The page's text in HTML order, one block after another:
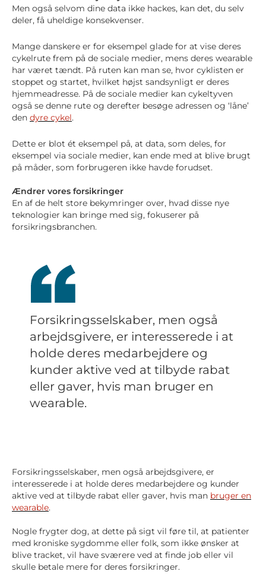
Men også selvom dine data ikke hackes, kan det, du selv
deler, få uheldige konsekvenser.
Mange danskere er for eksempel glade for at vise deres
cykelrute frem på de sociale medier, mens deres wearable
har været tændt. På ruten kan man se, hvor cyklisten er
stoppet og startet, hvilket højst sandsynligt er deres
hjemmeadresse. På de sociale medier kan cykeltyven
også se denne rute og derefter besøge adressen og ‘låne’
den dyre cykel.
Dette er blot ét eksempel på, at data, som deles, for
eksempel via sociale medier, kan ende med at blive brugt
på måder, som forbrugeren ikke havde forudset.
Ændrer vores forsikringer
En af de helt store bekymringer over, hvad disse nye
teknologier kan bringe med sig, fokuserer på
forsikringsbranchen.
Forsikringsselskaber, men også
arbejdsgivere, er interesserede i at
holde deres medarbejdere og
kunder aktive ved at tilbyde rabat
eller gaver, hvis man bruger en
wearable.
Forsikringsselskaber, men også arbejdsgivere, er
interesserede i at holde deres medarbejdere og kunder
aktive ved at tilbyde rabat eller gaver, hvis man bruger en
wearable.
Nogle frygter dog, at dette på sigt vil føre til, at patienter
med kroniske sygdomme eller folk, som ikke ønsker at
blive tracket, vil have sværere ved at finde job eller vil
skulle betale mere for deres forsikringer.